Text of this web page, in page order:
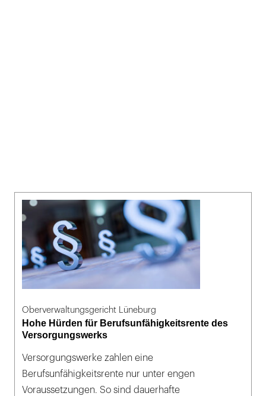
Oberverwaltungsgericht Lüneburg
Hohe Hürden für Berufsunfähigkeitsrente des
Versorgungswerks
Versorgungswerke zahlen eine
Berufsunfähigkeitsrente nur unter engen
Voraussetzungen. So sind dauerhafte